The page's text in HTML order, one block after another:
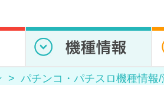
パチンコ・パチスロ機種情報